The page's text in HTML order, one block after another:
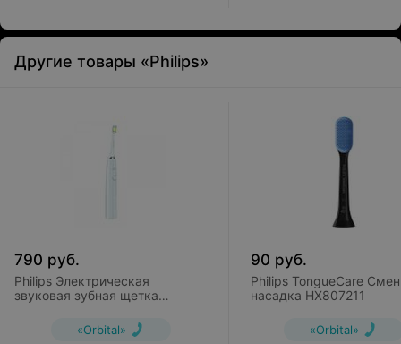
Другие товары «Philips»
790 руб.
Philips Электрическая
звуковая зубная щетка
«Orbital»
90 руб.
Philips TongueCare
насадка HX807211
«Orbital»